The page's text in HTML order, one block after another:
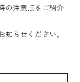
の注意点をご紹介
らせください。